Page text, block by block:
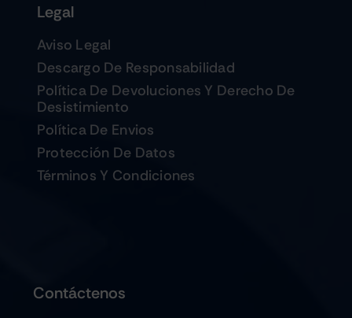
Legal
Aviso Legal
Descargo De Responsabilidad
Política De Devoluciones Y Derecho De
Desistimiento
Política De Envios
Protección De Datos
Términos Y Condiciones
Contáctenos